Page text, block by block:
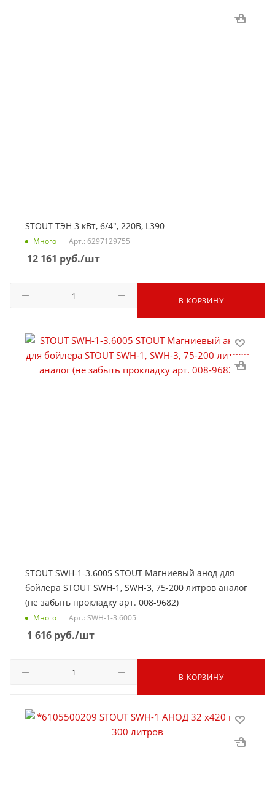
STOUT ТЭН 3 кВт, 6/4", 220В, L390
Много Арт.: 6297129755
12 161 руб./шт
В КОРЗИНУ
STOUT SWH-1-3.6005 STOUT Магниевый анод для
бойлера STOUT SWH-1, SWH-3, 75-200 литров аналог
(не забыть прокладку арт. 008-9682)
Много Арт.: SWH-1-3.6005
1 616 руб./шт
В КОРЗИНУ